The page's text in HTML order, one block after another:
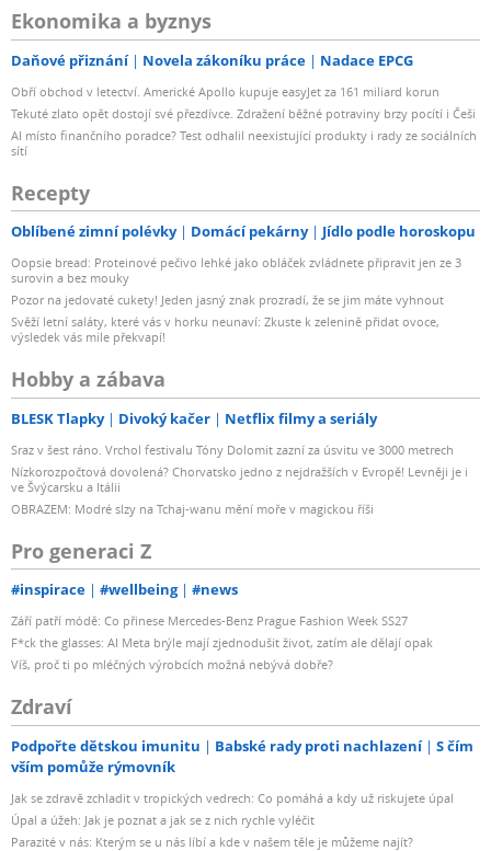
Ekonomika a byznys
Daňové přiznání Novela zákoníku práce Nadace EPCG
Obří obchod v letectví. Americké Apollo kupuje easyJet za 161 miliard korun
Tekuté zlato opět dostojí své přezdívce. Zdražení běžné potraviny brzy pocítí i Češi
AI místo finančního poradce? Test odhalil neexistující produkty i rady ze sociálních
sítí
Recepty
Oblíbené zimní polévky Domácí pekárny Jídlo podle horoskopu
Oopsie bread: Proteinové pečivo lehké jako obláček zvládnete připravit jen ze 3
surovin a bez mouky
Pozor na jedovaté cukety! Jeden jasný znak prozradí, že se jim máte vyhnout
Svěží letní saláty, které vás v horku neunaví: Zkuste k zelenině přidat ovoce,
výsledek vás mile překvapí!
Hobby a zábava
BLESK Tlapky Divoký kačer Netflix filmy a seriály
Sraz v šest ráno. Vrchol festivalu Tóny Dolomit zazní za úsvitu ve 3000 metrech
Nízkorozpočtová dovolená? Chorvatsko jedno z nejdražších v Evropě! Levněji je i
ve Švýcarsku a Itálii
OBRAZEM: Modré slzy na Tchaj-wanu mění moře v magickou říši
Pro generaci Z
#inspirace #wellbeing #news
Září patří módě: Co přinese Mercedes-Benz Prague Fashion Week SS27
F*ck the glasses: AI Meta brýle mají zjednodušit život, zatím ale dělají opak
Víš, proč ti po mléčných výrobcích možná nebývá dobře?
Zdraví
Podpořte dětskou imunitu Babské rady proti nachlazení
S čím
vším pomůže rýmovník
Jak se zdravě zchladit v tropických vedrech: Co pomáhá a kdy už riskujete úpal
Úpal a úžeh: Jak je poznat a jak se z nich rychle vyléčit
Parazité v nás: Kterým se u nás líbí a kde v našem těle je můžeme najít?